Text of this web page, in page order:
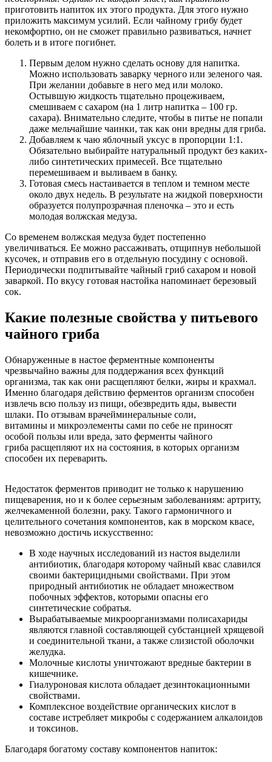
приготовить напиток их этого продукта. Для этого нужно
приложить максимум усилий. Если чайному грибу будет
некомфортно, он не сможет правильно развиваться, начнет
болеть и в итоге погибнет.
Первым делом нужно сделать основу для напитка.
Можно использовать заварку черного или зеленого чая.
При желании добавьте в него мед или молоко.
Остывшую жидкость тщательно процеживаем,
смешиваем с сахаром (на 1 литр напитка – 100 гр.
сахара). Внимательно следите, чтобы в питье не попали
даже мельчайшие чаинки, так как они вредны для гриба.
Добавляем к чаю яблочный уксус в пропорции 1:1.
Обязательно выбирайте натуральный продукт без каких-
либо синтетических примесей. Все тщательно
перемешиваем и выливаем в банку.
Готовая смесь настаивается в теплом и темном месте
около двух недель. В результате на жидкой поверхности
образуется полупрозрачная пленочка – это и есть
молодая волжская медуза.
Со временем волжская медуза будет постепенно
увеличиваться. Ее можно рассаживать, отщипнув небольшой
кусочек, и отправив его в отдельную посудину с основой.
Периодически подпитывайте чайный гриб сахаром и новой
заваркой. По вкусу готовая настойка напоминает березовый
сок.
Какие полезные свойства у питьевого
чайного гриба
Обнаруженные в настое ферментные компоненты
чрезвычайно важны для поддержания всех функций
организма, так как они расщепляют белки, жиры и крахмал.
Именно благодаря действию ферментов организм способен
извлечь всю пользу из пищи, обезвредить яды, вывести
шлаки. По отзывам врачейминеральные соли,
витамины и микроэлементы сами по себе не приносят
особой пользы или вреда, зато ферменты чайного
гриба расщепляют их на состояния, в которых организм
способен их переварить.
Недостаток ферментов приводит не только к нарушению
пищеварения, но и к более серьезным заболеваниям: артриту,
желчекаменной болезни, раку. Такого гармоничного и
целительного сочетания компонентов, как в морском квасе,
невозможно достичь искусственно:
В ходе научных исследований из настоя выделили
антибиотик, благодаря которому чайный квас славился
своими бактерицидными свойствами. При этом
природный антибиотик не обладает множеством
побочных эффектов, которыми опасны его
синтетические собратья.
Вырабатываемые микроорганизмами полисахариды
являются главной составляющей субстанцией хрящевой
и соединительной ткани, а также слизистой оболочки
желудка.
Молочные кислоты уничтожают вредные бактерии в
кишечнике.
Гиалуроновая кислота обладает дезинтокационными
свойствами.
Комплексное воздействие органических кислот в
составе истребляет микробы с содержанием алкалоидов
и токсинов.
Благодаря богатому составу компонентов напиток: